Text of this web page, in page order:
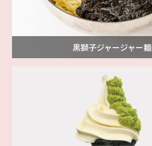
黒獅子ジャージャー麺